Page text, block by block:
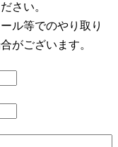
さい。
ル等でのやり取り
がございます。